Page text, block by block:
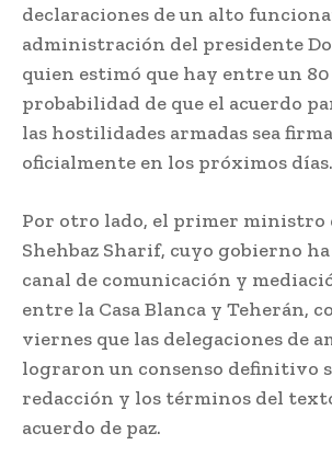
declaraciones de un alto
administración del presidente
quien estimó que hay entre un 80
probabilidad de que el acuerdo
las hostilidades armadas sea
oficialmente en los próximos días.
Por otro lado, el primer ministro
Shehbaz Sharif, cuyo gobierno
canal de comunicación y
entre la Casa Blanca y Teherán,
viernes que las delegaciones de
lograron un consenso definitivo
redacción y los términos del
acuerdo de paz.